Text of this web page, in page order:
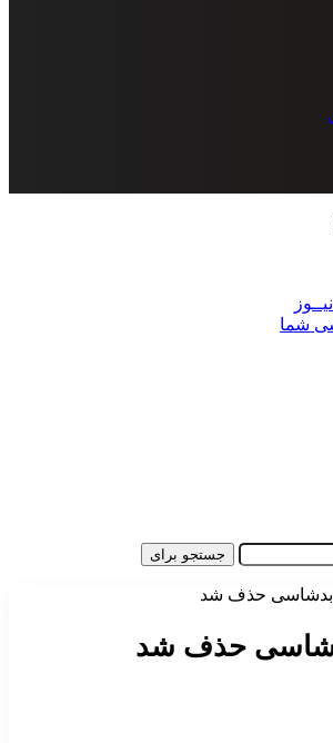
شما
جستجو برای
بدشاسی حذف شد
حذف شد